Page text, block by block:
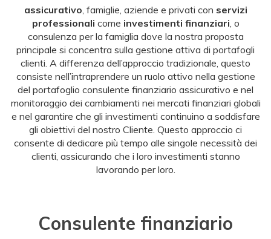
assicurativo, famiglie, aziende e privati con servizi
professionali come investimenti finanziari, o
consulenza per la famiglia dove la nostra proposta
principale si concentra sulla gestione attiva di portafogli
clienti. A differenza dell’approccio tradizionale, questo
consiste nell’intraprendere un ruolo attivo nella gestione
del portafoglio consulente finanziario assicurativo e nel
monitoraggio dei cambiamenti nei mercati finanziari globali
e nel garantire che gli investimenti continuino a soddisfare
gli obiettivi del nostro Cliente. Questo approccio ci
consente di dedicare più tempo alle singole necessità dei
clienti, assicurando che i loro investimenti stanno
lavorando per loro.
Consulente finanziario